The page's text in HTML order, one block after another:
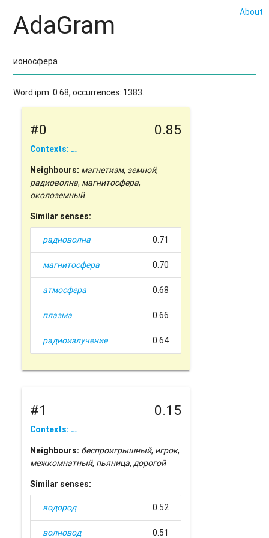
About
AdaGram
Word ipm: 0.68, occurrences: 1383.
#0 0.85
Contexts: …
Neighbours: магнетизм, земной,
радиоволна, магнитосфера,
околоземный
Similar senses:
радиоволна 0.71
магнитосфера 0.70
атмосфера 0.68
плазма 0.66
радиоизлучение 0.64
#1 0.15
Contexts: …
Neighbours: беспроигрышный, игрок,
межкомнатный, пьяница,дорогой
Similar senses:
водород 0.52
волновод 0.51